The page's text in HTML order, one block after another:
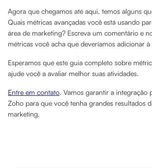
Agora que chegamos até aqui, temos alguns
Quais métricas avançadas você está usando
área de marketing? Escreva um comentário e
métricas você acha que deveríamos adicionar à
Esperamos que este guia completo sobre
ajude você a avaliar melhor suas atividades.
Entre em contato. Vamos garantir a integração
Zoho para que você tenha grandes resultados
marketing.